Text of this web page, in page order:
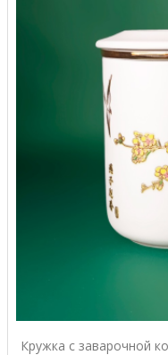
Кружка с заварочной